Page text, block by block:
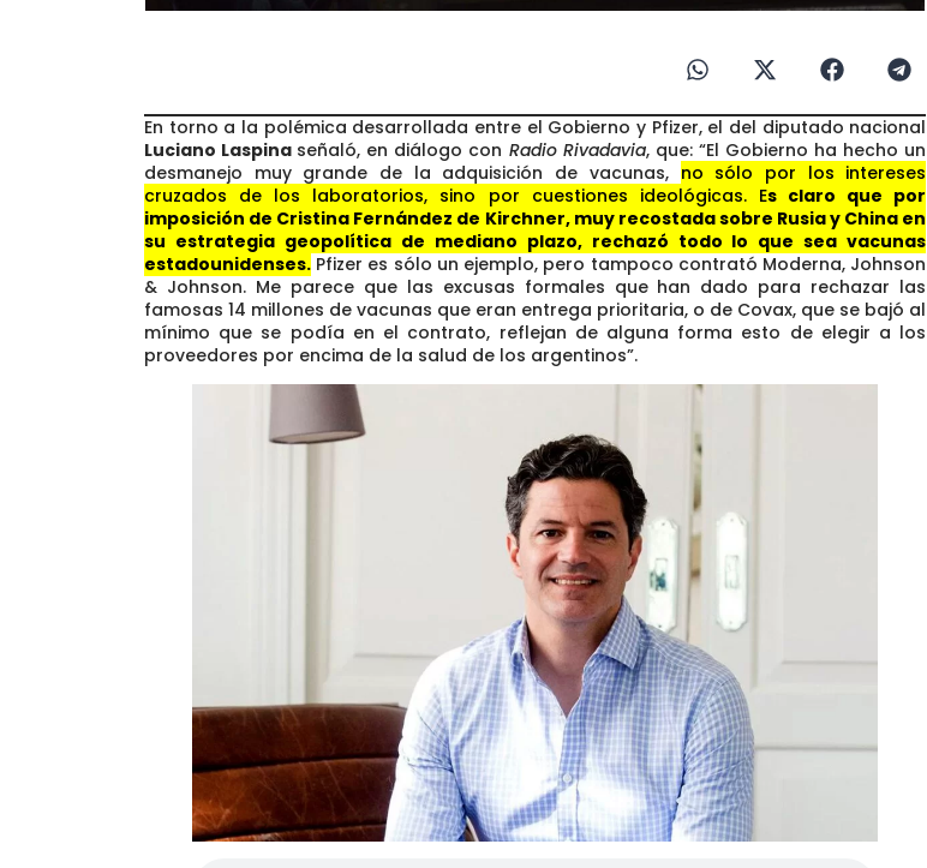
En torno a la polémica desarrollada entre el Gobierno y Pfizer, el del diputado nacional
Luciano Laspina señaló, en diálogo con Radio Rivadavia, que: “El Gobierno ha hecho un
desmanejo muy grande de la adquisición de vacunas, no sólo por los intereses
cruzados de los laboratorios, sino por cuestiones ideológicas. Es claro que por
imposición de Cristina Fernández de Kirchner, muy recostada sobre Rusia y China en
su estrategia geopolítica de mediano plazo, rechazó todo lo que sea vacunas
estadounidenses. Pfizer es sólo un ejemplo, pero tampoco contrató Moderna, Johnson
& Johnson. Me parece que las excusas formales que han dado para rechazar las
famosas 14 millones de vacunas que eran entrega prioritaria, o de Covax, que se bajó al
mínimo que se podía en el contrato, reflejan de alguna forma esto de elegir a los
proveedores por encima de la salud de los argentinos”.